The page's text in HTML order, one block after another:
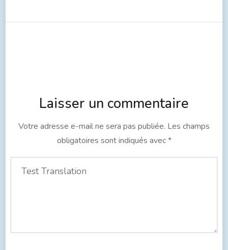
Laisser un commentaire
Votre adresse e-mail ne sera pas publiée. Les champs
obligatoires sont indiqués avec*